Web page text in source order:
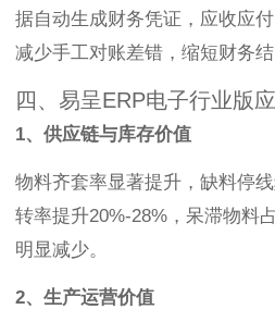
据自动生成财务凭证，应收应
减少手工对账差错，缩短财务结
四、易呈ERP电子行业版
1、供应链与库存价值
物料齐套率显著提升，缺料停
转率提升20%-28%，呆滞物料
明显减少。
2、生产运营价值